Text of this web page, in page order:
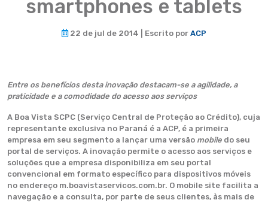
smartphones e tablets
22 de jul de 2014 | Escrito por ACP
Entre os benefícios desta inovação destacam-se a agilidade, a
praticidade e a comodidade do acesso aos serviços
A Boa Vista SCPC (Serviço Central de Proteção ao Crédito), cuja
representante exclusiva no Paraná é a ACP, é a primeira
empresa em seu segmento a lançar uma versão mobile do seu
portal de serviços. A inovação permite o acesso aos serviços e
soluções que a empresa disponibiliza em seu portal
convencional em formato específico para dispositivos móveis
no endereço m.boavistaservicos.com.br. O mobile site facilita a
navegação e a consulta, por parte de seus clientes, às mais de